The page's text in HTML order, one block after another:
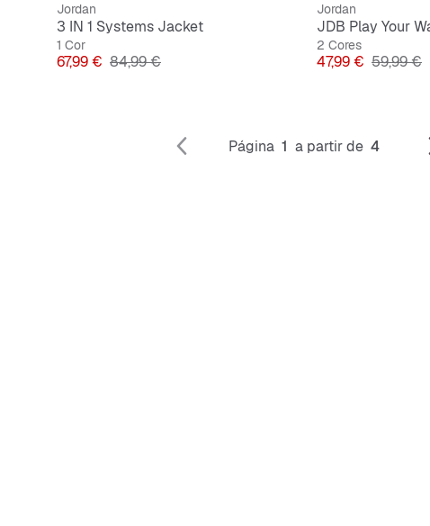
Jordan
3 IN 1 Systems Jacket
1 Cor
Preço
67,99 € Preço original
84,99 €
Jordan
JDB Play Your
2 Cores
Preço
47,99 € Preço
59,99 €
Página 1 a partir de 4